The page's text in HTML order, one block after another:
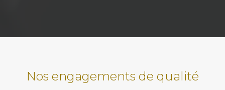
Nos engagements de qualité